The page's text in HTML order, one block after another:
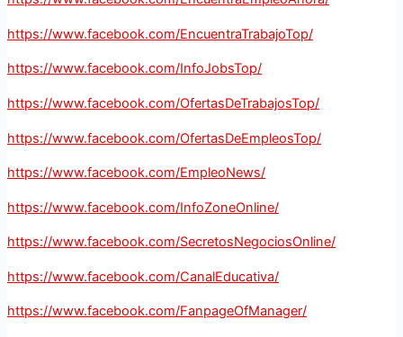
https://www.facebook.com/EncuentraTrabajoTop/
https://www.facebook.com/InfoJobsTop/
https://www.facebook.com/OfertasDeTrabajosTop/
https://www.facebook.com/OfertasDeEmpleosTop/
https://www.facebook.com/EmpleoNews/
https://www.facebook.com/InfoZoneOnline/
https://www.facebook.com/SecretosNegociosOnline/
https://www.facebook.com/CanalEducativa/
https://www.facebook.com/FanpageOfManager/